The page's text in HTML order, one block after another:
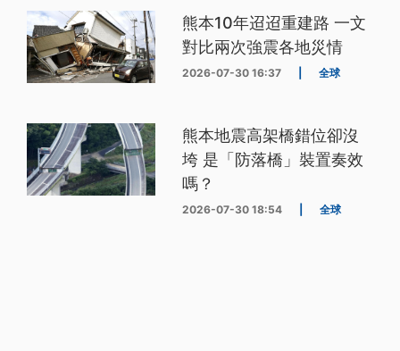
熊本10年迢迢重建路 一文
對比兩次強震各地災情
2026-07-30 16:37 全球
熊本地震高架橋錯位卻沒
垮 是「防落橋」裝置奏效
嗎？
2026-07-30 18:54 全球